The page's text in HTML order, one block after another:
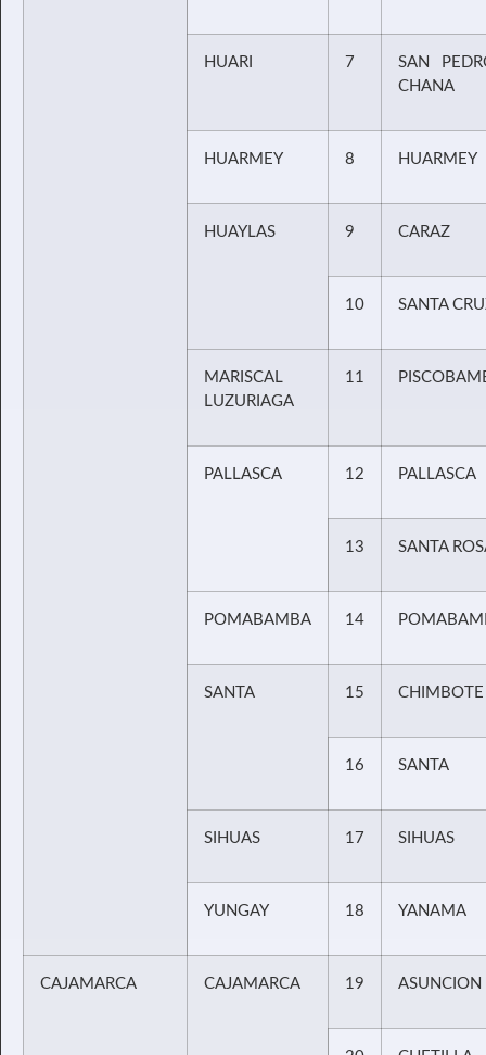
HUARI 7
SAN
CHANA
HUARMEY 8 HUARMEY
HUAYLAS 9 CARAZ
10 SANTA
MARISCAL
LUZURIAGA
11
PALLASCA 12 PALLASCA
13 SANTA
POMABAMBA 14
SANTA 15 CHIMBOTE
16 SANTA
SIHUAS 17 SIHUAS
YUNGAY 18 YANAMA
CAJAMARCA CAJAMARCA 19 ASUNCION